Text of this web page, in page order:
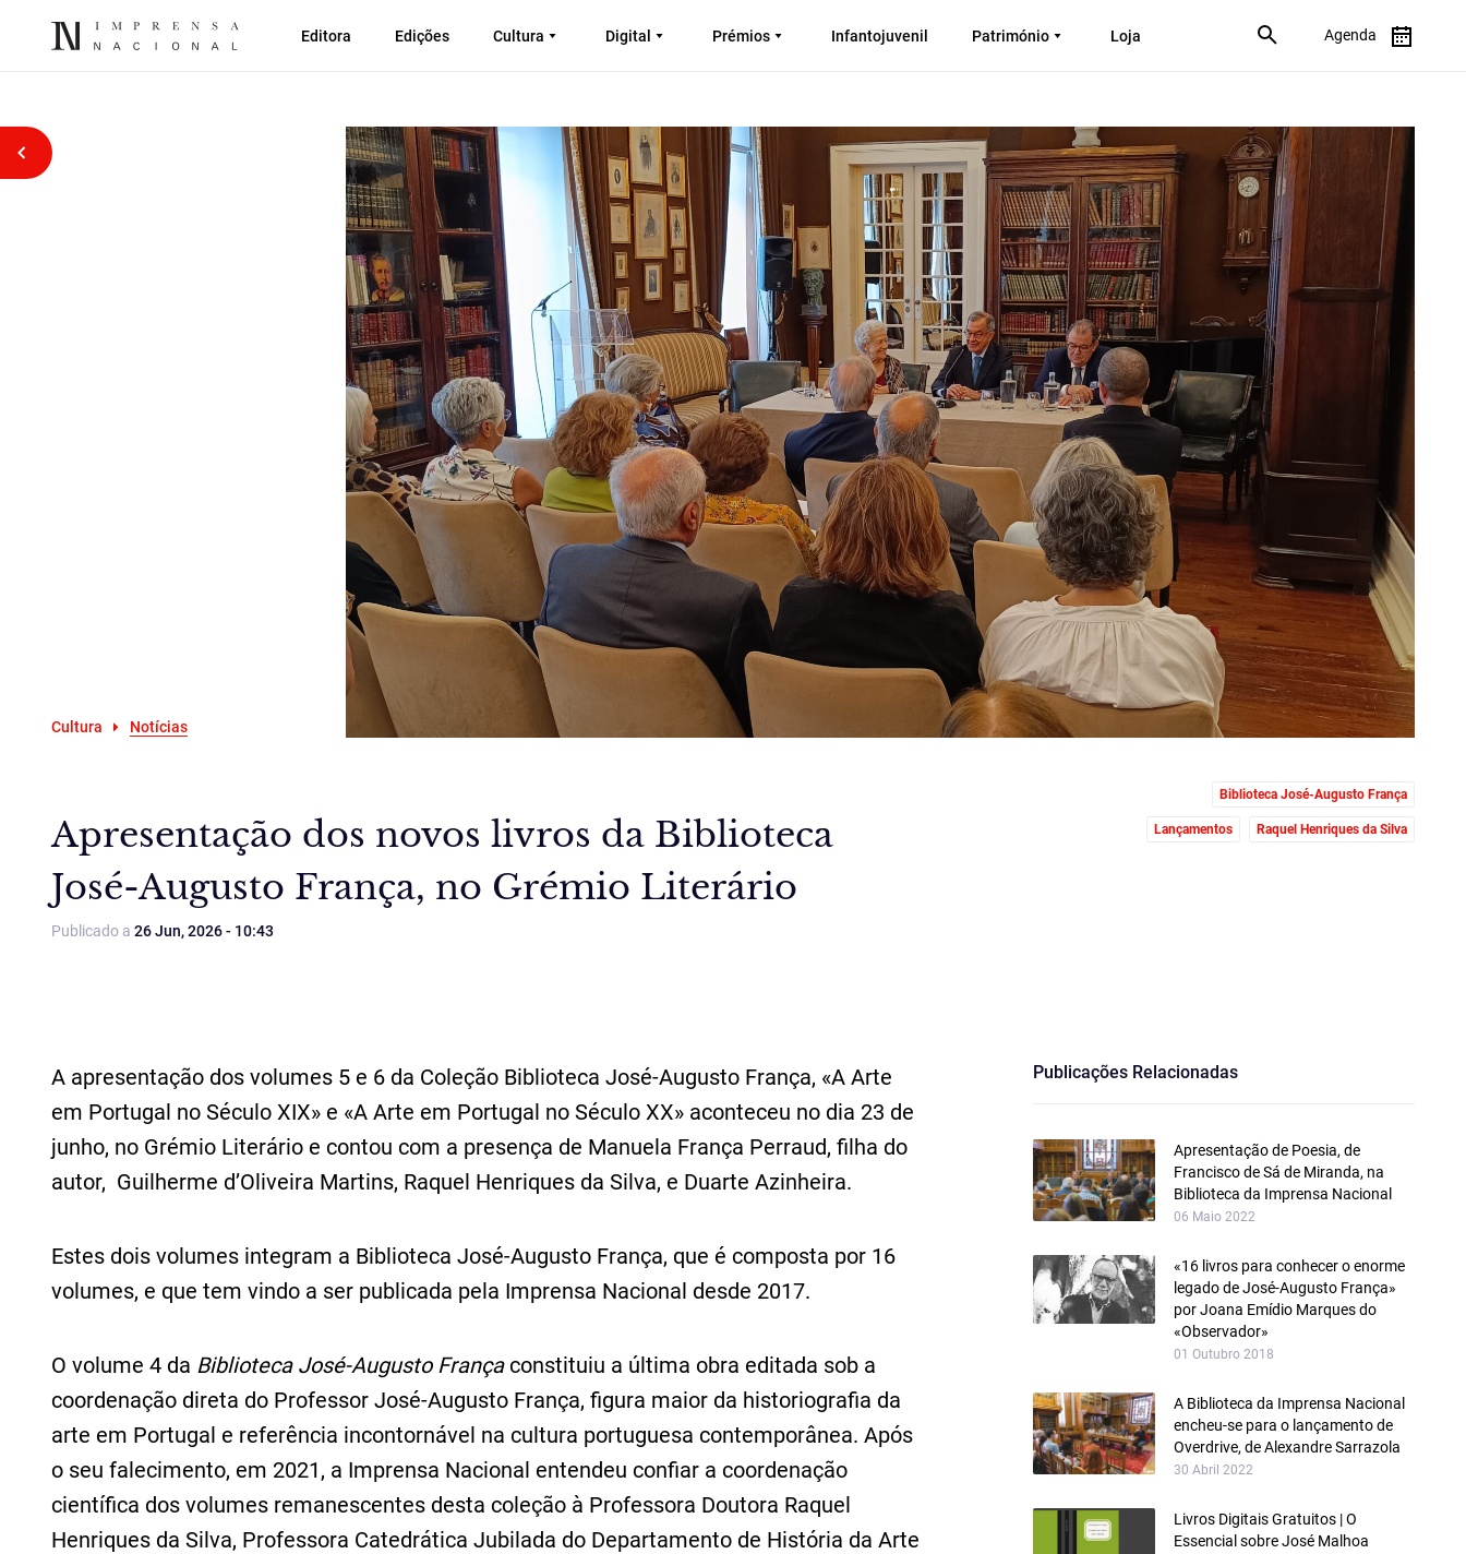
Editora Edições Cultura Digital Prémios Infantojuvenil Património Loja Agenda
Voltar atrás
Cultura Notícias
Apresentação dos novos livros da Biblioteca
José-Augusto França, no Grémio Literário
Publicado a 26 Jun, 2026 - 10:43
Biblioteca José-Augusto França
Lançamentos Raquel Henriques da Silva
A apresentação dos volumes 5 e 6 da Coleção Biblioteca José-Augusto França, «A Arte
em Portugal no Século XIX» e «A Arte em Portugal no Século XX» aconteceu no dia 23 de
junho, no Grémio Literário e contou com a presença de Manuela França Perraud, filha do
autor, Guilherme d’Oliveira Martins, Raquel Henriques da Silva, e Duarte Azinheira.
Estes dois volumes integram a Biblioteca José-Augusto França, que é composta por 16
volumes, e que tem vindo a ser publicada pela Imprensa Nacional desde 2017.
O volume 4 da Biblioteca José-Augusto França constituiu a última obra editada sob a
coordenação direta do Professor José-Augusto França, figura maior da historiografia da
arte em Portugal e referência incontornável na cultura portuguesa contemporânea. Após
o seu falecimento, em 2021, a Imprensa Nacional entendeu confiar a coordenação
científica dos volumes remanescentes desta coleção à Professora Doutora Raquel
Henriques da Silva, Professora Catedrática Jubilada do Departamento de História da Arte
Publicações Relacionadas
Apresentação de Poesia, de
Francisco de Sá de Miranda, na
Biblioteca da Imprensa Nacional
06 Maio 2022
«16 livros para conhecer o enorme
legado de José-Augusto França»
por Joana Emídio Marques do
«Observador»
01 Outubro 2018
A Biblioteca da Imprensa Nacional
encheu-se para o lançamento de
Overdrive, de Alexandre Sarrazola
30 Abril 2022
Livros Digitais Gratuitos | O
Essencial sobre José Malhoa